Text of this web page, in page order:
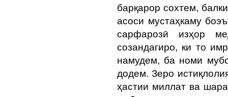
барқарор сохтем,
асоси мустаҳкаму
сарфарозӣ изҳор
созандагиро, ки то
намудем, ба номи
додем. Зеро
ҳастии миллат ва